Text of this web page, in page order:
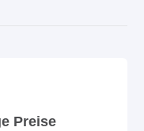
Preise